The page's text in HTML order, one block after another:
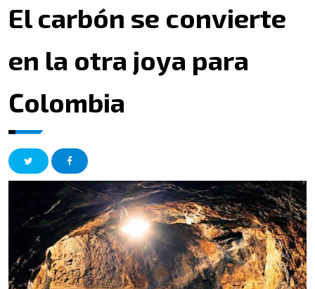
El carbón se convierte
en la otra joya para
Colombia